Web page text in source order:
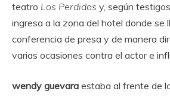
teatro Los Perdidos y, según
ingresa a la zona del hotel donde se
conferencia de presa y de manera
varias ocasiones contra el actor e
wendy guevara estaba al frente de